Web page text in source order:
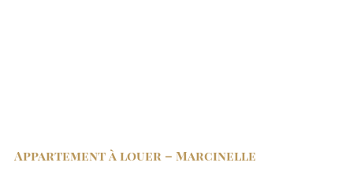
Appartement à louer – Marcinelle